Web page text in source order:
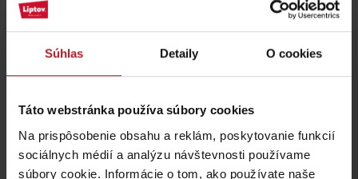
Súhlas Detaily O cookies
Táto webstránka používa súbory cookies
Na prispôsobenie obsahu a reklám, poskytovanie funkcií
sociálnych médií a analýzu návštevnosti používame
súbory cookie. Informácie o tom, ako používate naše
Koliba Liptov GOTHAL
Liptovská Osada
Reštaurácia Smrekovica
Ľubochňa